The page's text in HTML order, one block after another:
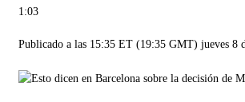
1:03
Publicado a las 15:35 ET (19:35 GMT) jueves 8